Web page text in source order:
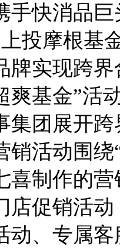
手快消品
投摩根
牌实现跨
爽基金”活
集团展开
销活动围
喜制作的
店促销活
动、专属